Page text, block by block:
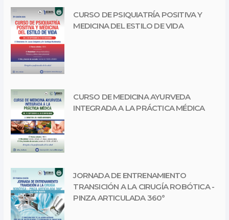
CURSO DE PSIQUIATRÍA POSITIVA Y
MEDICINA DEL ESTILO DE VIDA
CURSO DE MEDICINA AYURVEDA
INTEGRADA A LA PRÁCTICA MÉDICA
JORNADA DE ENTRENAMIENTO
TRANSICIÓN A LA CIRUGÍA ROBÓTICA -
PINZA ARTICULADA 360°